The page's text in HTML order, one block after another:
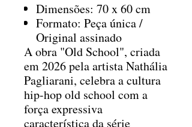
Dimensões: 70 x 60 cm
Formato: Peça única /
Original assinado
A obra "Old School", criada
em 2026 pela artista Nathália
Pagliarani, celebra a cultura
hip-hop old school com a
força expressiva
característica da série